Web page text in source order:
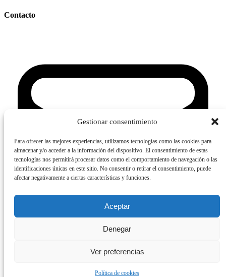
Gestionar consentimiento
Para ofrecer las mejores experiencias, utilizamos tecnologías como las cookies para
almacenar y/o acceder a la información del dispositivo. El consentimiento de estas
tecnologías nos permitirá procesar datos como el comportamiento de navegación o las
identificaciones únicas en este sitio. No consentir o retirar el consentimiento, puede
afectar negativamente a ciertas características y funciones.
Aceptar
Denegar
Ver preferencias
Política de cookies
Contacto
© 2026 ACIPE. Todos los derechos reservados.